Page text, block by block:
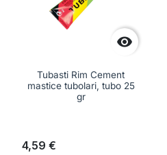

Tubasti Rim Cement
mastice tubolari, tubo 25
gr
4,59 €